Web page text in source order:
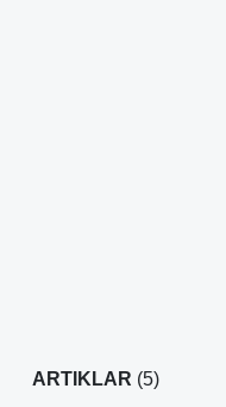
ARTIKLAR (5)